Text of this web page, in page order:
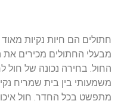
חתולים הם חיות נקיות מאוד
מבעלי החתולים מכירים את
החול. בחירה נכונה של חול
משמעותי בין בית שמריח נקי
מתפשט בכל החדר. חול